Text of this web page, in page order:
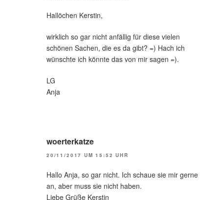
Hallöchen Kerstin,
wirklich so gar nicht anfällig für diese vielen
schönen Sachen, die es da gibt? =) Hach ich
wünschte ich könnte das von mir sagen =).
LG
Anja
woerterkatze
20/11/2017 UM 15:52 UHR
Hallo Anja, so gar nicht. Ich schaue sie mir gerne
an, aber muss sie nicht haben.
Liebe Grüße Kerstin